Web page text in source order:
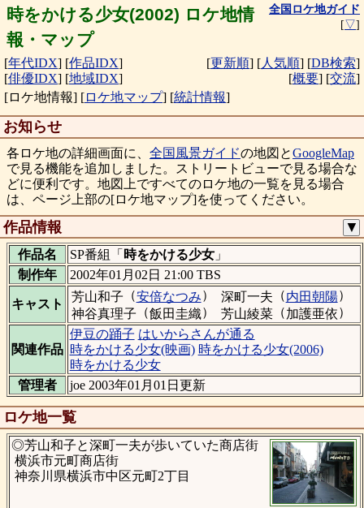
時をかける少女(2002) ロケ地情
報・マップ
全国ロケ地ガイド
[▽]
[年代IDX] [作品IDX]
[俳優IDX] [地域IDX]
[更新順] [人気順] [DB検索]
[概要] [交流]
[ロケ地情報] [ロケ地マップ] [統計情報]
お知らせ
各ロケ地の詳細画面に、 全国風景ガイドの地図とGoogleMap
で見る機能を追加しました。ストリートビューで見る場合な
どに便利です。地図上ですべてのロケ地の一覧を見る場合
は、ページ上部の[ロケ地マップ]を使ってください。
作品情報 ▼
作品名 SP番組「 時をかける少女」
制作年
2002年01月02日 21:00 TBS
キャスト
芳山和子 （安倍なつみ） 深町一夫 （内田朝陽）
神谷真理子 （飯田圭織） 芳山綾菜（加護亜依）
関連作品
伊豆の踊子 はいからさんが通る
時をかける少女(映画) 時をかける少女(2006)
時をかける少女
管理者
joe 2003年01月01日更新
ロケ地一覧
◎芳山和子と深町一夫が歩いていた商店街
横浜市元町商店街
神奈川県横浜市中区元町2丁目